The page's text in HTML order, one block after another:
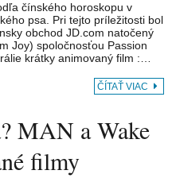
čínského horoskopu v
psa. Pri tejto príležitosti bol
obchod JD.com natočený
Joy) spoločnosťou Passion
krátky animovaný film :…
ČÍTAŤ VIAC
MAN a Wake
filmy